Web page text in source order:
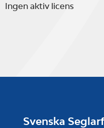
Ingen aktiv licens
Svenska